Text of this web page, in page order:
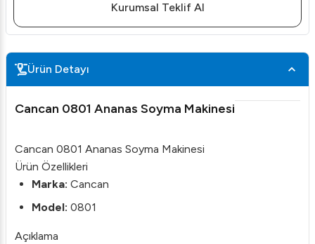
Kurumsal Teklif Al
Ürün Detayı
Cancan 0801 Ananas Soyma Makinesi
Cancan 0801 Ananas Soyma Makinesi
Ürün Özellikleri
Marka: Cancan
Model: 0801
Açıklama